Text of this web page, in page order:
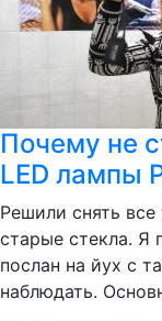
Почему не
LED лампы
Решили снять
старые стекла. Я
послан на йух с
наблюдать.